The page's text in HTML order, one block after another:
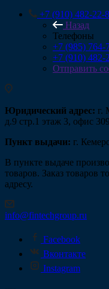
+7 (910) 482-22-
Назад
Телефоны
+7 (985) 764-
+7 (910) 482-
Отправить
Юридический адрес: г.
д.9 стр.1 этаж 3, офис 309
Пункт выдачи: г.
В пункте выдаче
товаров. Заказ товаров
адресу.
info@fintechgroup.ru
Facebook
Вконтакте
Instagram